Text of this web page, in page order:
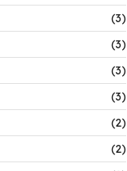
(3)
(3)
(3)
(3)
(2)
(2)